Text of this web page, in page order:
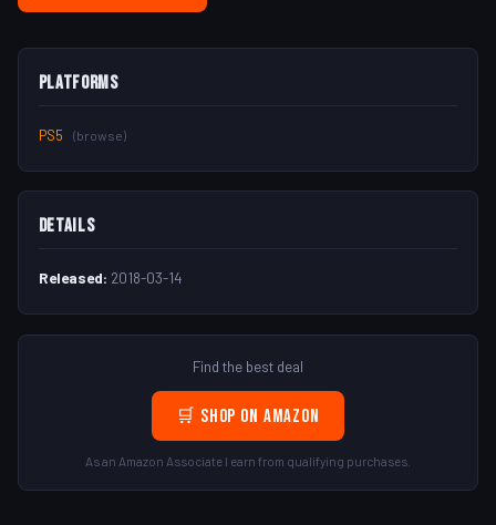
Platforms
PS5 (browse)
Details
Released: 2018-03-14
Find the best deal
🛒 Shop on Amazon
As an Amazon Associate I earn from qualifying purchases.